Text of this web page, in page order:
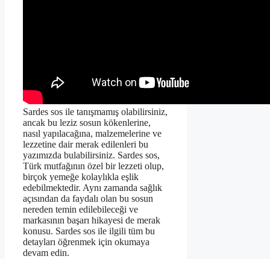
Sardes sos ile tanışmamış olabilirsiniz,
ancak bu leziz sosun kökenlerine,
nasıl yapılacağına, malzemelerine ve
lezzetine dair merak edilenleri bu
yazımızda bulabilirsiniz. Sardes sos,
Türk mutfağının özel bir lezzeti olup,
birçok yemeğe kolaylıkla eşlik
edebilmektedir. Aynı zamanda sağlık
açısından da faydalı olan bu sosun
nereden temin edilebileceği ve
markasının başarı hikayesi de merak
konusu. Sardes sos ile ilgili tüm bu
detayları öğrenmek için okumaya
devam edin.